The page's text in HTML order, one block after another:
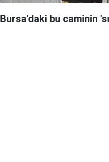
Bursa'daki bu caminin